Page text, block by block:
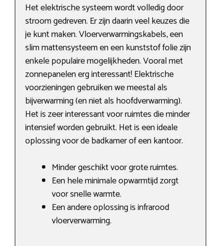
Het elektrische systeem wordt volledig door
stroom gedreven. Er zijn daarin veel keuzes die
je kunt maken. Vloerverwarmingskabels, een
slim mattensysteem en een kunststof folie zijn
enkele populaire mogelijkheden. Vooral met
zonnepanelen erg interessant! Elektrische
voorzieningen gebruiken we meestal als
bijverwarming (en niet als hoofdverwarming).
Het is zeer interessant voor ruimtes die minder
intensief worden gebruikt. Het is een ideale
oplossing voor de badkamer of een kantoor.
Minder geschikt voor grote ruimtes.
Een hele minimale opwarmtijd zorgt
voor snelle warmte.
Een andere oplossing is infrarood
vloerverwarming.